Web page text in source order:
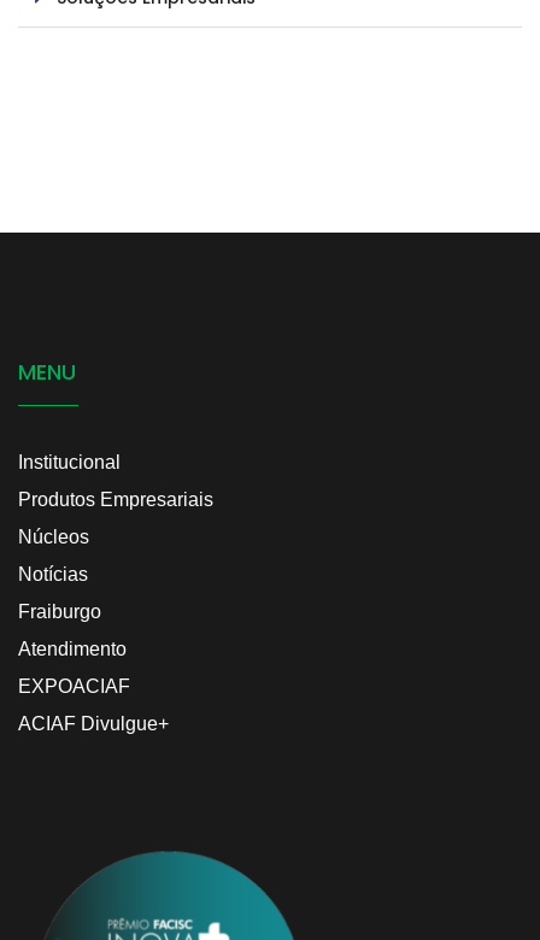
MENU
Institucional
Produtos Empresariais
Núcleos
Notícias
Fraiburgo
Atendimento
EXPOACIAF
ACIAF Divulgue+